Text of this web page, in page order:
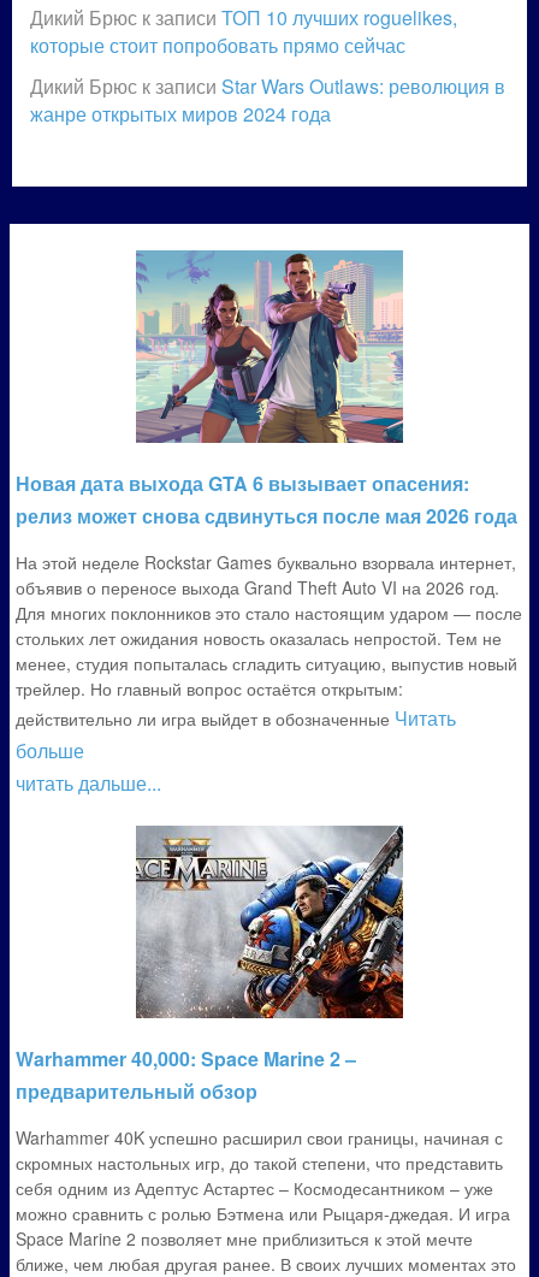
Дикий Брюс к записи ТОП 10 лучших roguelikes,
которые стоит попробовать прямо сейчас
Дикий Брюс к записи Star Wars Outlaws: революция в
жанре открытых миров 2024 года
Новая дата выхода GTA 6 вызывает опасения:
релиз может снова сдвинуться после мая 2026 года
На этой неделе Rockstar Games буквально взорвала интернет,
объявив о переносе выхода Grand Theft Auto VI на 2026 год.
Для многих поклонников это стало настоящим ударом — после
стольких лет ожидания новость оказалась непростой. Тем не
менее, студия попыталась сгладить ситуацию, выпустив новый
трейлер. Но главный вопрос остаётся открытым:
действительно ли игра выйдет в обозначенные Читать
больше
читать дальше...
Warhammer 40,000: Space Marine 2 –
предварительный обзор
Warhammer 40K успешно расширил свои границы, начиная с
скромных настольных игр, до такой степени, что представить
себя одним из Адептус Астартес – Космодесантником – уже
можно сравнить с ролью Бэтмена или Рыцаря-джедая. И игра
Space Marine 2 позволяет мне приблизиться к этой мечте
ближе, чем любая другая ранее. В своих лучших моментах это